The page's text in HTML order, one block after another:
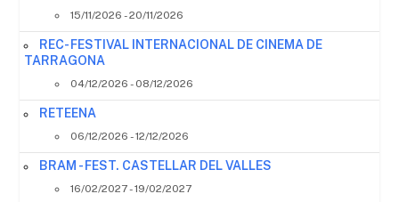
15/11/2026 - 20/11/2026
REC- FESTIVAL INTERNACIONAL DE CINEMA DE
TARRAGONA
04/12/2026 - 08/12/2026
RETEENA
06/12/2026 - 12/12/2026
BRAM - FEST. CASTELLAR DEL VALLES
16/02/2027 - 19/02/2027